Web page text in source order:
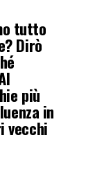
tutto
Dirò
più
in
vecchi